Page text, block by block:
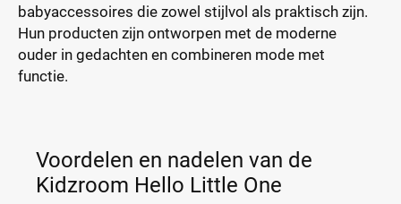
babyaccessoires die zowel stijlvol als praktisch zijn.
Hun producten zijn ontworpen met de moderne
ouder in gedachten en combineren mode met
functie.
Voordelen en nadelen van de
Kidzroom Hello Little One